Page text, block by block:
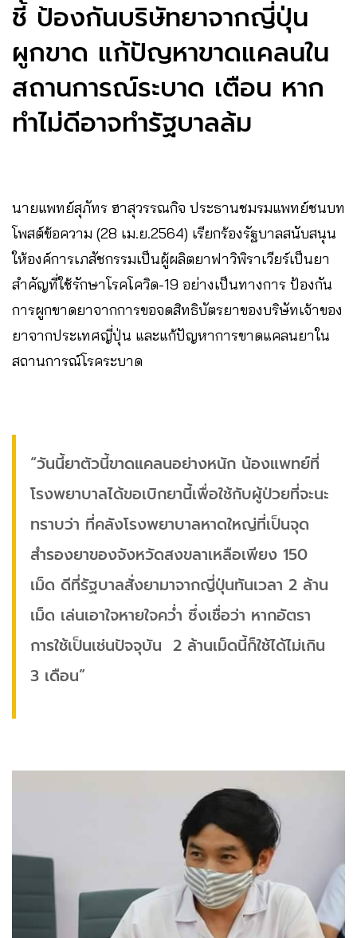
ชี้ ป้องกันบริษัทยาจากญี่ปุ่น
ผูกขาด แก้ปัญหาขาดแคลนใน
สถานการณ์ระบาด เตือน หาก
ทำไม่ดีอาจทำรัฐบาลล้ม
นายแพทย์สุภัทร ฮาสุวรรณกิจ ประธานชมรมแพทย์ชนบท
โพสต์ข้อความ (28 เม.ย.2564) เรียกร้องรัฐบาลสนับสนุน
ให้องค์การเภสัชกรรมเป็นผู้ผลิตยาฟาวิพิราเวียร์เป็นยา
สำคัญที่ใช้รักษาโรคโควิด-19 อย่างเป็นทางการ ป้องกัน
การผูกขาดยาจากการขอจดสิทธิบัตรยาของบริษัทเจ้าของ
ยาจากประเทศญี่ปุ่น และแก้ปัญหาการขาดแคลนยาใน
สถานการณ์โรคระบาด
“วันนี้ยาตัวนี้ขาดแคลนอย่างหนัก น้องแพทย์ที่
โรงพยาบาลได้ขอเบิกยานี้เพื่อใช้กับผู้ป่วยที่จะนะ
ทราบว่า ที่คลังโรงพยาบาลหาดใหญ่ที่เป็นจุด
สำรองยาของจังหวัดสงขลาเหลือเพียง 150
เม็ด ดีที่รัฐบาลสั่งยามาจากญี่ปุ่นทันเวลา 2 ล้าน
เม็ด เล่นเอาใจหายใจคว่ำ ซึ่งเชื่อว่า หากอัตรา
การใช้เป็นเช่นปัจจุบัน 2 ล้านเม็ดนี้ก็ใช้ได้ไม่เกิน
3 เดือน”